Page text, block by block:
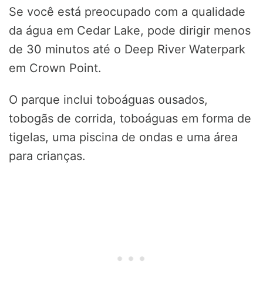
Se você está preocupado com a qualidade
da água em Cedar Lake, pode dirigir menos
de 30 minutos até o Deep River Waterpark
em Crown Point.
O parque inclui toboáguas ousados,
tobogãs de corrida, toboáguas em forma de
tigelas, uma piscina de ondas e uma área
para crianças.